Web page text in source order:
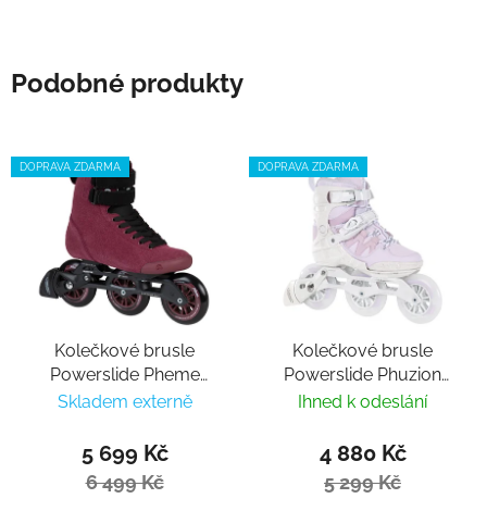
Podobné produkty
DOPRAVA ZDARMA
Kolečkové brusle
Powerslide Pheme
Wine 100 Trinity
Skladem externě
5 699 Kč
6 499 Kč
DOPRAVA ZDARMA
Kolečkové brusle
Powerslide Phuzion
Argon Berry 110 Trinity
Ihned k odeslání
4 880 Kč
5 299 Kč